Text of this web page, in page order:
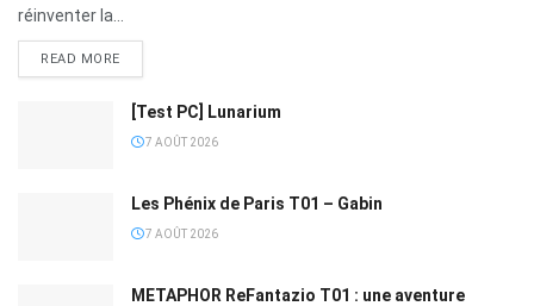
réinventer la...
READ MORE
[Test PC] Lunarium
7 AOÛT 2026
Les Phénix de Paris T01 – Gabin
7 AOÛT 2026
METAPHOR ReFantazio T01 : une aventure